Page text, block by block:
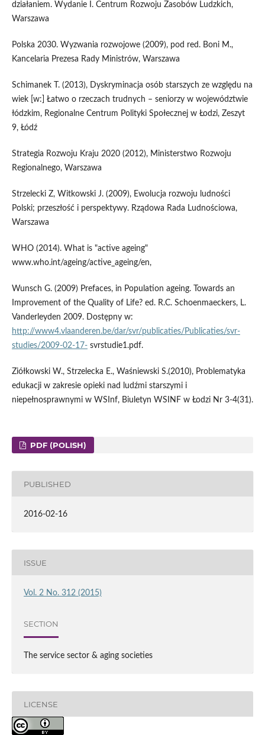
działaniem. Wydanie I. Centrum Rozwoju Zasobów Ludzkich,
Warszawa
Polska 2030. Wyzwania rozwojowe (2009), pod red. Boni M.,
Kancelaria Prezesa Rady Ministrów, Warszawa
Schimanek T. (2013), Dyskryminacja osób starszych ze względu na
wiek [w:] Łatwo o rzeczach trudnych – seniorzy w województwie
łódzkim, Regionalne Centrum Polityki Społecznej w Łodzi, Zeszyt
9, Łódź
Strategia Rozwoju Kraju 2020 (2012), Ministerstwo Rozwoju
Regionalnego, Warszawa
Strzelecki Z, Witkowski J. (2009), Ewolucja rozwoju ludności
Polski; przeszłość i perspektywy. Rządowa Rada Ludnościowa,
Warszawa
WHO (2014). What is "active ageing"
www.who.int/ageing/active_ageing/en,
Wunsch G. (2009) Prefaces, in Population ageing. Towards an
Improvement of the Quality of Life? ed. R.C. Schoenmaeckers, L.
Vanderleyden 2009. Dostępny w:
http://www4.vlaanderen.be/dar/svr/publicaties/Publicaties/svr-
studies/2009-02-17-svrstudie1.pdf.
Ziółkowski W., Strzelecka E., Waśniewski S.(2010), Problematyka
edukacji w zakresie opieki nad ludźmi starszymi i
niepełnosprawnymi w WSInf, Biuletyn WSINF w Łodzi Nr 3-4(31).
PDF (POLISH)
PUBLISHED
2016-02-16
ISSUE
Vol. 2 No. 312 (2015)
SECTION
The service sector & aging societies
LICENSE